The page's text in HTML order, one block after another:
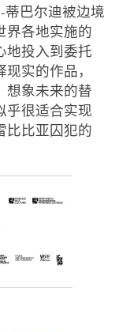
蒂巴尔迪被边境
界各地实施的
地投入到委托
实的作品，
想象未来的替
乎很适合实现
比比亚囚犯的